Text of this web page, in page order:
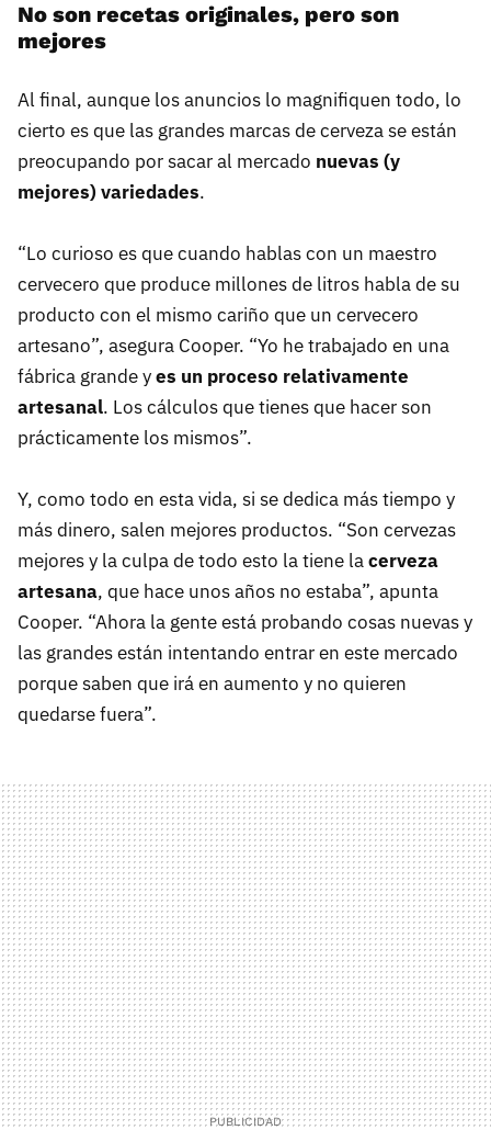
No son recetas originales, pero son
mejores
Al final, aunque los anuncios lo magnifiquen todo, lo
cierto es que las grandes marcas de cerveza se están
preocupando por sacar al mercado nuevas (y
mejores) variedades.
“Lo curioso es que cuando hablas con un maestro
cervecero que produce millones de litros habla de su
producto con el mismo cariño que un cervecero
artesano”, asegura Cooper. “Yo he trabajado en una
fábrica grande yes un proceso relativamente
artesanal. Los cálculos que tienes que hacer son
prácticamente los mismos”.
Y, como todo en esta vida, si se dedica más tiempo y
más dinero, salen mejores productos. “Son cervezas
mejores y la culpa de todo esto la tiene lacerveza
artesana, que hace unos años no estaba”, apunta
Cooper. “Ahora la gente está probando cosas nuevas y
las grandes están intentando entrar en este mercado
porque saben que irá en aumento y no quieren
quedarse fuera”.